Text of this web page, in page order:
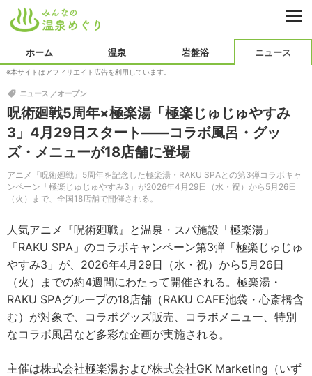
北海道・東北
関西 中国・四国
九州・沖縄
岩盤浴
オープン
用語集
効能
ホーム 温泉 岩盤浴 ニュース
※本サイトはアフィリエイト広告を利用しています。
呪術廻戦5周年×極楽湯「極楽じゅじゅやすみ
3」4月29日スタート——コラボ風呂・グッ
ズ・メニューが18店舗に登場
アニメ『呪術廻戦』5周年を記念した極楽湯・RAKU SPAとの第3弾コラボキャ
ンペーン「極楽じゅじゅやすみ3」が2026年4月29日（水・祝）から5月26日
（火）まで、全国18店舗で開催される。
ニュース オープン
人気アニメ『呪術廻戦』と温泉・スパ施設「極楽湯」
「RAKU SPA」のコラボキャンペーン第3弾「極楽じゅじゅ
やすみ3」が、2026年4月29日（水・祝）から5月26日
（火）までの約4週間にわたって開催される。極楽湯・
RAKU SPAグループの18店舗（RAKU CAFE池袋・心斎橋含
む）が対象で、コラボグッズ販売、コラボメニュー、特別
なコラボ風呂など多彩な企画が実施される。
主催は株式会社極楽湯および株式会社GK Marketing（いず